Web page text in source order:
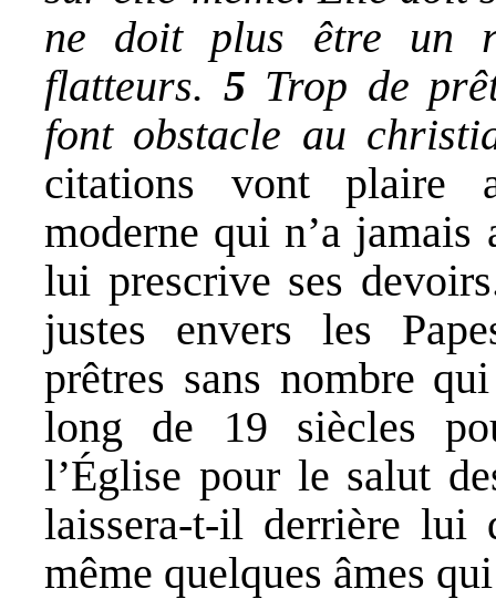
ne doit plus être un
flatteurs. 5 Trop de
font obstacle au
citations vont plaire
moderne qui n’a
lui prescrive ses
justes envers les
prêtres sans nombre
long de 19 siècles
l’Église pour le salut
laissera-t-il derrière lui
même quelques âmes